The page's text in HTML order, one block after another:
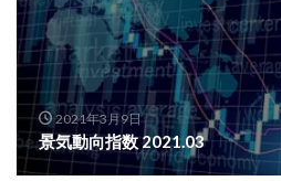
2021年3月9日
景気動向指数 2021.03